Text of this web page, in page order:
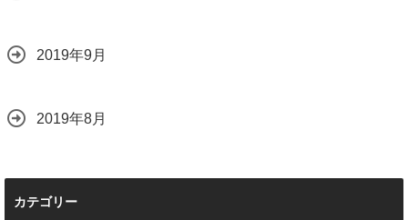
2019年9月
2019年8月
カテゴリー